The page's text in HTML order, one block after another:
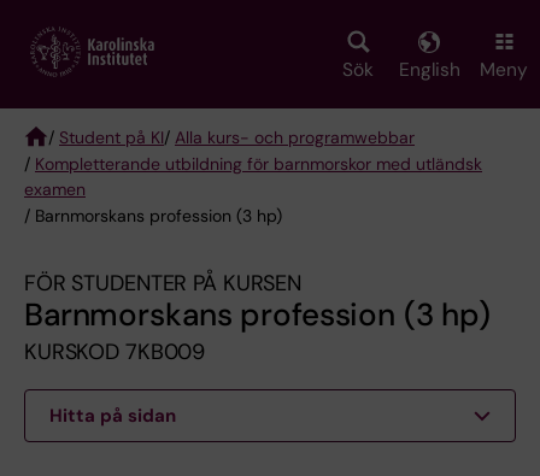
main
Sök English Meny
Breadcrumb
/ Student på KI/ Alla kurs- och programwebbar
/ Kompletterande utbildning för barnmorskor med utländsk
examen
/ Barnmorskans profession (3 hp)
FÖR STUDENTER PÅ KURSEN
Barnmorskans profession (3 hp)
KURSKOD 7KB009
Hitta på sidan